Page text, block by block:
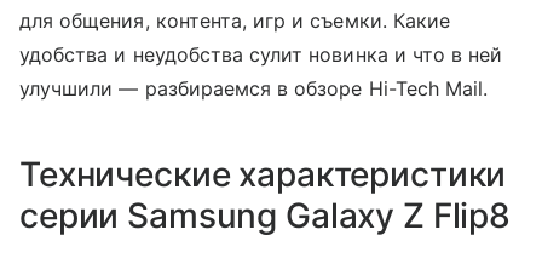
для общения, контента, игр и съемки. Какие
удобства и неудобства сулит новинка и что в ней
улучшили — разбираемся в обзоре Hi-Tech Mail.
Технические характеристики
серии Samsung Galaxy Z Flip8